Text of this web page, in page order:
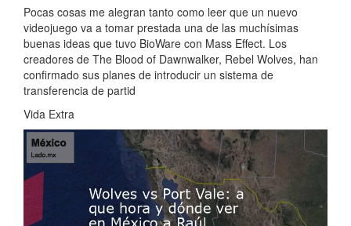
Pocas cosas me alegran tanto como leer que un nuevo
videojuego va a tomar prestada una de las muchísimas
buenas ideas que tuvo BioWare con Mass Effect. Los
creadores de The Blood of Dawnwalker, Rebel Wolves, han
confirmado sus planes de introducir un sistema de
transferencia de partid
Vida Extra